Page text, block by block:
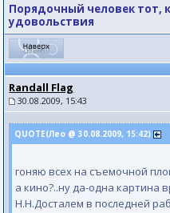
Порядочный человек тот,
удовольствия
Randall Flag
30.08.2009, 15:43
QUOTE(Лео @ 30.08.2009, 15:42)
гоняю всех на съемочной
а кино?..ну да-одна картина
Н.Н.Досталем в последней